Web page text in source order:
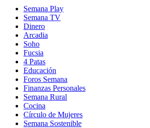
Semana Play
Semana TV
Dinero
Arcadia
Soho
in
new
window
Fucsia
in
new
window
4 Patas
Educación
Foros Semana
Finanzas Personales
Semana Rural
Cocina
Círculo de Mujeres
Semana Sostenible